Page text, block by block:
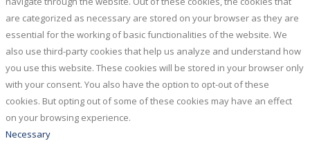
are categorized as necessary are stored on your browser as they are
essential for the working of basic functionalities of the website. We
also use third-party cookies that help us analyze and understand how
you use this website. These cookies will be stored in your browser only
with your consent. You also have the option to opt-out of these
cookies. But opting out of some of these cookies may have an effect
on your browsing experience.
Necessary